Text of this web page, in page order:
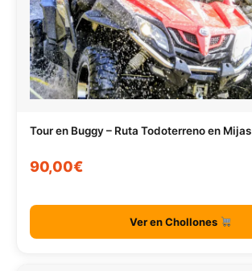
Tour en Buggy – Ruta Todoterreno en Mijas
90,00€
Ver en Chollones